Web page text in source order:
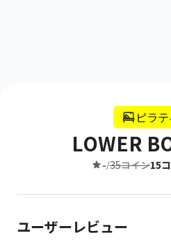
ピラ
LOWER
-/35コイン15
ユーザーレビュー